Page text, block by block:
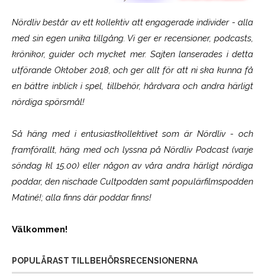
Nördliv består av ett kollektiv att engagerade individer - alla
med sin egen unika tillgång. Vi ger er recensioner, podcasts,
krönikor, guider och mycket mer. Sajten lanserades i detta
utförande Oktober 2018, och ger allt för att ni ska kunna få
en bättre inblick i spel, tillbehör, hårdvara och andra härligt
nördiga spörsmål!
Så häng med i entusiastkollektivet som ärNördliv- och
framförallt, häng med och lyssna på Nördliv Podcast (varje
söndag kl 15.00) eller någon av våra andra härligt nördiga
poddar, den nischade Cultpodden samt populärfilmspodden
Matiné!; alla finns där poddar finns!
Välkommen!
POPULÄRAST TILLBEHÖRSRECENSIONERNA